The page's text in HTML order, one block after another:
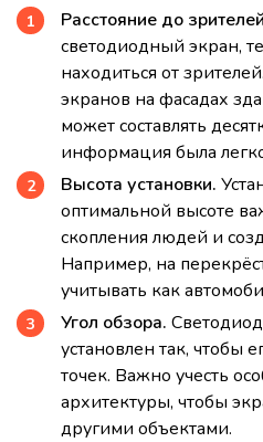
Расстояние до
светодиодный экран,
находиться от
экранов на фасадах
может составлять
информация была
Высота установки.
оптимальной высоте
скопления людей и
Например, на
учитывать как
Угол обзора.
установлен так, чтобы
точек. Важно учесть
архитектуры, чтобы
другими объектами.